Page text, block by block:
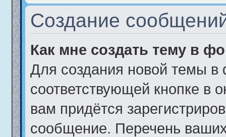
Создание
Как мне создать тему в
Для создания новой темы
соответствующей кнопке
вам придётся
сообщение. Перечень